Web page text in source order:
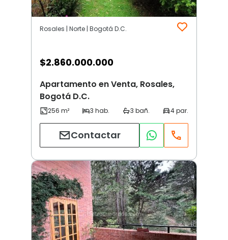
Rosales | Norte | Bogotá D.C.
$2.860.000.000
Apartamento en Venta, Rosales,
Bogotá D.C.
Contactar